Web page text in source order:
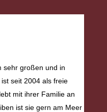
sehr großen und in
seit 2004 als freie
mit ihrer Familie an
ist sie gern am Meer